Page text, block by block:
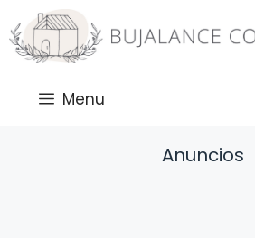
Saltar
al
contenido
Menu
Anuncios